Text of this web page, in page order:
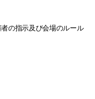
の指示及び会場のルール